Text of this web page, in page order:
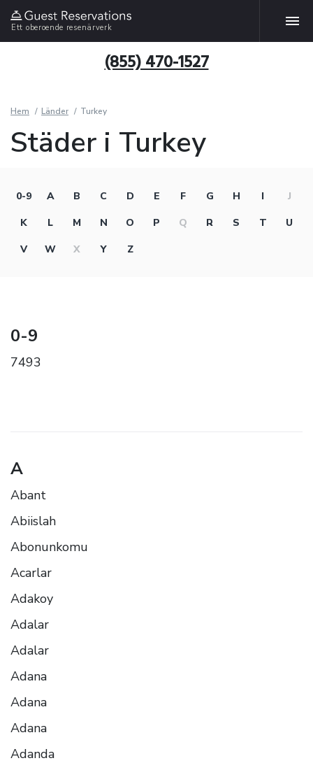
Ett oberoende resenärverk
(855) 470-1527
Hem Länder Turkey
Städer i Turkey
0-9 A B C D E F G H I
J
K
L M N O P Q R S T
U
V
W X Y Z
0-9
7493
A
Abant
Abiislah
Abonunkomu
Acarlar
Adakoy
Adalar
Adalar
Adana
Adana
Adana
Adanda